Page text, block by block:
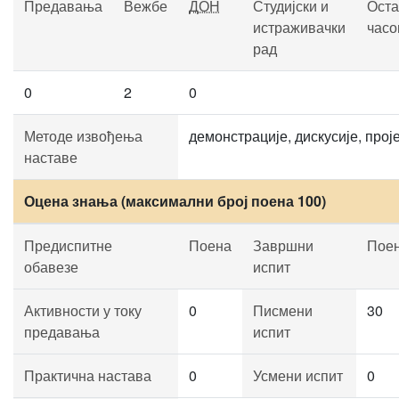
Предавања Вежбе ДОН
Студијски и
истраживачки
рад
0 2 0
Методе извођења
наставе
демонстрације, дискусије,
Оцена знања (максимални број поена 100)
Предиспитне
обавезе
Поена
Завршни
испит
Активности у току
предавања
0
Писмени
испит
30
Практична настава 0 Усмени испит 0